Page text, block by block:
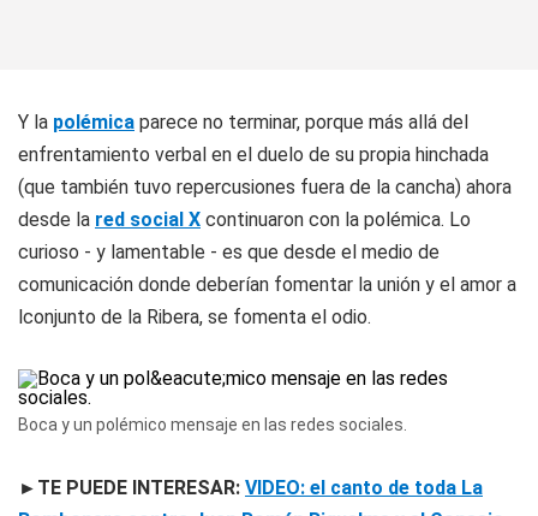
Y la polémica parece no terminar, porque más allá del
enfrentamiento verbal en el duelo de su propia hinchada
(que también tuvo repercusiones fuera de la cancha) ahora
desde la red social X continuaron con la polémica. Lo
curioso - y lamentable - es que desde el medio de
comunicación donde deberían fomentar la unión y el amor a
lconjunto de la Ribera, se fomenta el odio.
Boca y un polémico mensaje en las redes sociales.
►TE PUEDE INTERESAR: VIDEO: el canto de toda La